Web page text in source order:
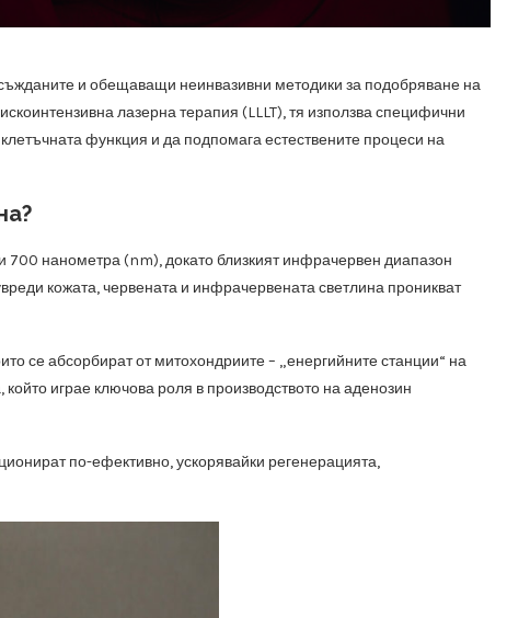
и обещаващи неинвазивни методики за подобряване на
лазерна терапия (LLLT), тя използва специфични
функция и да подпомага естествените процеси на
700 нанометра (nm), докато близкият инфрачервен диапазон
кожата, червената и инфрачервената светлина проникват
се абсорбират от митохондриите – „енергийните станции“ на
играе ключова роля в производството на аденозин
по-ефективно, ускорявайки регенерацията,